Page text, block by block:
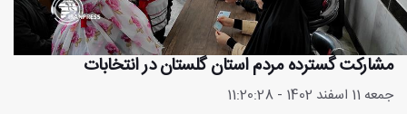
مشارکت گسترده مردم استان گلستان در انتخابات
جمعه 11 اسفند 1402 - 11:20:28